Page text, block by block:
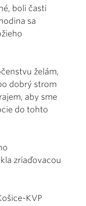
boli časti
sa
želám,
dobrý strom
aby sme
do tohto
zriaďovacou
KVP